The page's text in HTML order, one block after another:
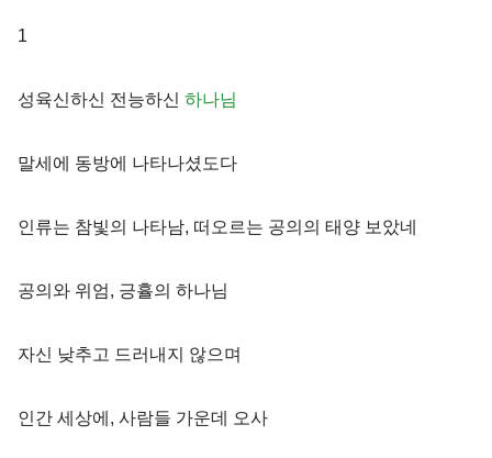
1
성육신하신 전능하신 하나님
말세에 동방에 나타나셨도다
인류는 참빛의 나타남, 떠오르는 공의의 태양 보았네
공의와 위엄, 긍휼의 하나님
자신 낮추고 드러내지 않으며
인간 세상에, 사람들 가운데 오사